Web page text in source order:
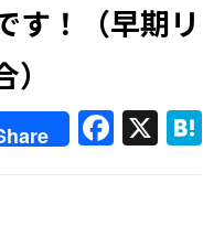
す！（早期リ
F X